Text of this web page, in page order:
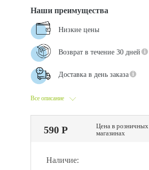
Все описание
Наши преимущества
Низкие цены
Возврат в течение 30 дней
Доставка в день заказа
590 Р
Цена в розничных
магазинах
Наличие: